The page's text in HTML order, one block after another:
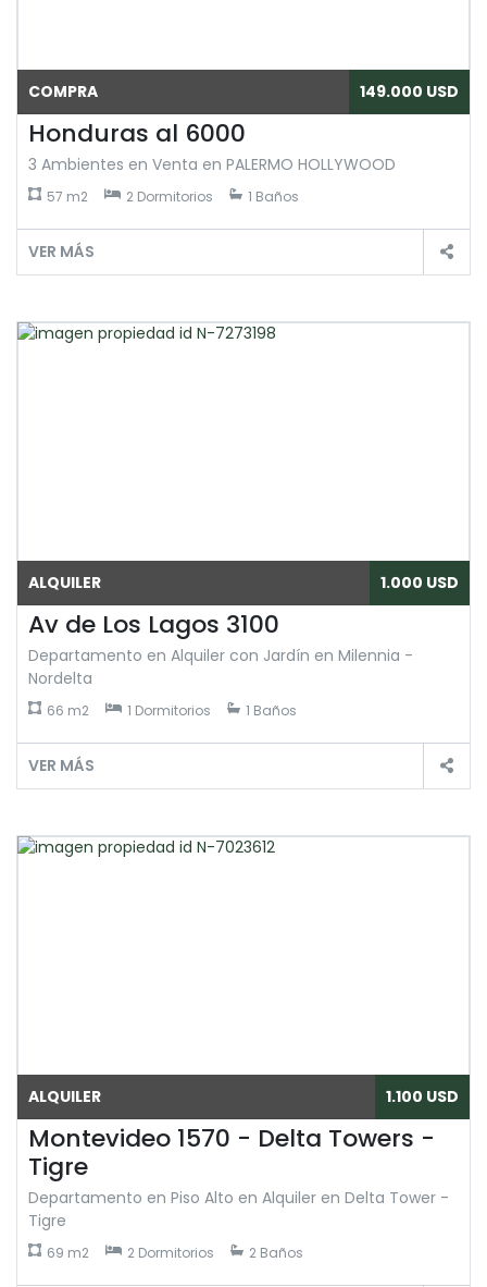
COMPRA 149.000 USD
Honduras al 6000
3 Ambientes en Venta en PALERMO HOLLYWOOD
57 m2 2 Dormitorios 1 Baños
VER MÁS
ALQUILER 1.000 USD
Av de Los Lagos 3100
Departamento en Alquiler con Jardín en Milennia -
Nordelta
66 m2 1 Dormitorios 1 Baños
VER MÁS
ALQUILER 1.100 USD
Montevideo 1570 - Delta Towers -
Tigre
Departamento en Piso Alto en Alquiler en Delta Tower -
Tigre
69 m2 2 Dormitorios 2 Baños